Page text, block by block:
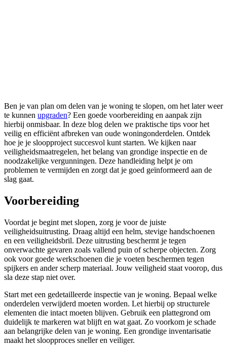
Ben je van plan om delen van je woning te slopen, om het later weer
te kunnen upgraden? Een goede voorbereiding en aanpak zijn
hierbij onmisbaar. In deze blog delen we praktische tips voor het
veilig en efficiënt afbreken van oude woningonderdelen. Ontdek
hoe je je sloopproject succesvol kunt starten. We kijken naar
veiligheidsmaatregelen, het belang van grondige inspectie en de
noodzakelijke vergunningen. Deze handleiding helpt je om
problemen te vermijden en zorgt dat je goed geïnformeerd aan de
slag gaat.
Voorbereiding
Voordat je begint met slopen, zorg je voor de juiste
veiligheidsuitrusting. Draag altijd een helm, stevige handschoenen
en een veiligheidsbril. Deze uitrusting beschermt je tegen
onverwachte gevaren zoals vallend puin of scherpe objecten. Zorg
ook voor goede werkschoenen die je voeten beschermen tegen
spijkers en ander scherp materiaal. Jouw veiligheid staat voorop, dus
sla deze stap niet over.
Start met een gedetailleerde inspectie van je woning. Bepaal welke
onderdelen verwijderd moeten worden. Let hierbij op structurele
elementen die intact moeten blijven. Gebruik een plattegrond om
duidelijk te markeren wat blijft en wat gaat. Zo voorkom je schade
aan belangrijke delen van je woning. Een grondige inventarisatie
maakt het sloopproces sneller en veiliger.